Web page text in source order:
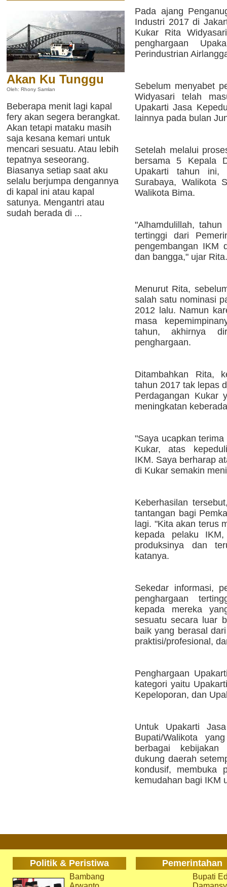
Akan Ku Tunggu
Oleh: Rhony Samlan
Beberapa menit lagi kapal
fery akan segera berangkat.
Akan tetapi mataku masih
saja kesana kemari untuk
mencari sesuatu. Atau lebih
tepatnya seseorang.
Biasanya setiap saat aku
selalu berjumpa dengannya
di kapal ini atau kapal
satunya. Mengantri atau
sudah berada di ...
Pada ajang
Industri 2017 di
Kukar Rita
penghargaan
Perindustrian
Sebelum menyabet
Widyasari telah
Upakarti Jasa
lainnya pada bulan
Setelah melalui
bersama 5 Kepala
Upakarti tahun ini,
Surabaya, Walikota
Walikota Bima.
"Alhamdulillah,
tertinggi dari
pengembangan IKM
dan bangga," ujar Rita.
Menurut Rita,
salah satu nominasi
2012 lalu. Namun
masa
tahun, akhirnya
penghargaan.
Ditambahkan Rita,
tahun 2017 tak lepas
Perdagangan Kukar
meningkatan
"Saya ucapkan
Kukar, atas
IKM. Saya berharap
di Kukar semakin
Keberhasilan
tantangan bagi
lagi. "Kita akan terus
kepada pelaku
produksinya dan
katanya.
Sekedar informasi,
penghargaan
kepada mereka
sesuatu secara luar
baik yang berasal
praktisi/profesional,
Penghargaan
kategori yaitu
Kepeloporan, dan
Untuk Upakarti
Bupati/Walikota
berbagai
dukung daerah
kondusif, membuka
kemudahan bagi IKM
Politik & Peristiwa Pemerintahan
Bambang
Bupati